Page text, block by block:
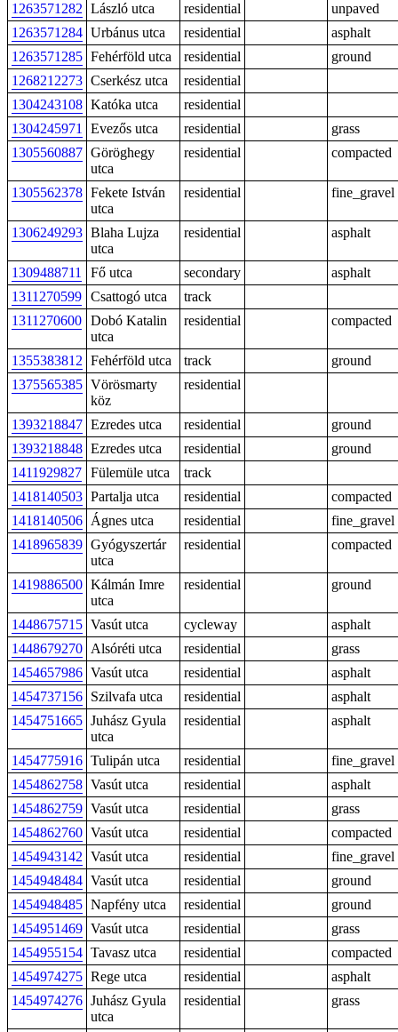
1263571282 László utca residential
unpaved
1263571284 Urbánus utca residential
asphalt
1263571285 Fehérföld utca residential
ground
1268212273 Cserkész utca
residential
1304243108 Katóka utca
residential
1304245971
Evezős utca residential
grass
1305560887 Göröghegy
utca
residential compacted
1305562378 Fekete István
utca
residential fine_gravel
1306249293 Blaha Lujza
utca
residential asphalt
1309488711 Fő utca secondary
asphalt
1311270599 Csattogó utca
track
1311270600 Dobó Katalin
utca
residential compacted
1355383812 Fehérföld utca track
ground
1375565385 Vörösmarty
köz
residential
1393218847 Ezredes utca residential
ground
1393218848 Ezredes utca residential
ground
1411929827 Fülemüle utca
track
1418140503 Partalja utca residential
compacted
1418140506 Ágnes utca residential
fine_gravel
1418965839 Gyógyszertár
utca
residential compacted
1419886500 Kálmán Imre
utca
residential ground
1448675715 Vasút utca cycleway
asphalt
1448679270 Alsóréti utca residential
grass
1454657986 Vasút utca residential
asphalt
1454737156 Szilvafa utca residential
asphalt
1454751665 Juhász Gyula
utca
residential asphalt
1454775916 Tulipán utca residential
fine_gravel
1454862758 Vasút utca residential
asphalt
1454862759 Vasút utca residential
grass
1454862760 Vasút utca residential
compacted
1454943142 Vasút utca residential
fine_gravel
1454948484 Vasút utca residential
ground
1454948485 Napfény utca residential
ground
1454951469 Vasút utca residential
grass
1454955154 Tavasz utca residential
compacted
1454974275 Rege utca residential
asphalt
1454974276 Juhász Gyula
utca
residential grass